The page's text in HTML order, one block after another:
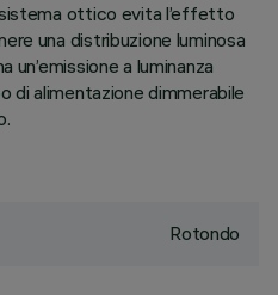
ottico evita l’effetto
una distribuzione luminosa
a luminanza
di alimentazione dimmerabile
Rotondo